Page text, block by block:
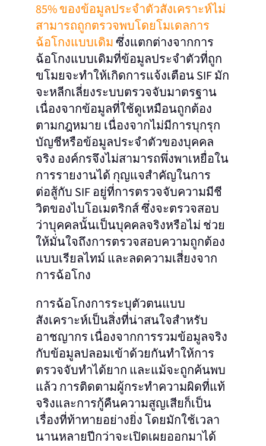
85% ของข้อมูลประจำตัวสังเคราะห์ไม่
สามารถถูกตรวจพบโดยโมเดลการ
ฉ้อโกงแบบเดิมซึ่งแตกต่างจากการ
ฉ้อโกงแบบเดิมที่ข้อมูลประจำตัวที่ถูก
ขโมยจะทำให้เกิดการแจ้งเตือน SIF มัก
จะหลีกเลี่ยงระบบตรวจจับมาตรฐาน
เนื่องจากข้อมูลที่ใช้ดูเหมือนถูกต้อง
ตามกฎหมาย เนื่องจากไม่มีการบุกรุก
บัญชีหรือข้อมูลประจำตัวของบุคคล
จริง องค์กรจึงไม่สามารถพึ่งพาเหยื่อใน
การรายงานได้ กุญแจสำคัญในการ
ต่อสู้กับ SIF อยู่ที่การตรวจจับความมีชี
วิตของไบโอเมตริกส์ ซึ่งจะตรวจสอบ
ว่าบุคคลนั้นเป็นบุคคลจริงหรือไม่ ช่วย
ให้มั่นใจถึงการตรวจสอบความถูกต้อง
แบบเรียลไทม์ และลดความเสี่ยงจาก
การฉ้อโกง
การฉ้อโกงการระบุตัวตนแบบ
สังเคราะห์เป็นสิ่งที่น่าสนใจสำหรับ
อาชญากร เนื่องจากการรวมข้อมูลจริง
กับข้อมูลปลอมเข้าด้วยกันทำให้การ
ตรวจจับทำได้ยาก และแม้จะถูกค้นพบ
แล้ว การติดตามผู้กระทำความผิดที่แท้
จริงและการกู้คืนความสูญเสียก็เป็น
เรื่องที่ท้าทายอย่างยิ่ง โดยมักใช้เวลา
นานหลายปีกว่าจะเปิดเผยออกมาได้